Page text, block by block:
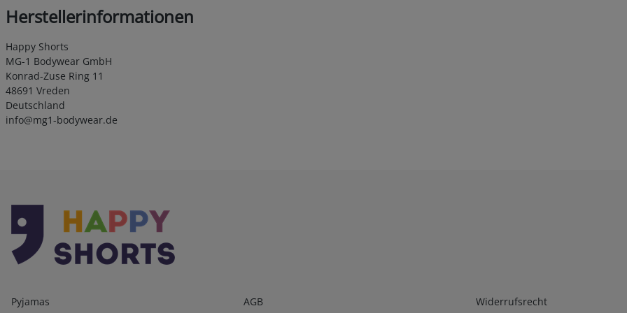
Herstellerinformationen
Happy Shorts
MG-1 Bodywear GmbH
Konrad-Zuse Ring 11
48691 Vreden
Deutschland
info@mg1-bodywear.de
Kategorien
Pyjamas
Infos 1
AGB
Infos 2
Widerrufsrecht